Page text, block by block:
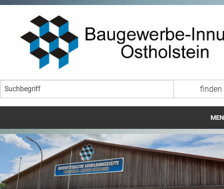
Startseite
Wir über uns
Lehrgangszeiten ÜAS